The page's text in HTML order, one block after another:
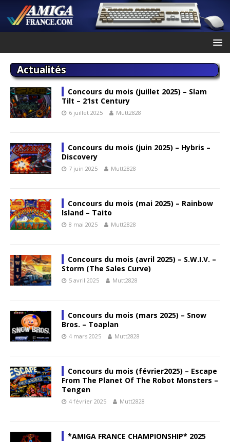
Actualités
Concours du mois (juillet 2025) – Slam
Tilt – 21st Century
6 juillet 2025 Mutt2828
Concours du mois (juin 2025) – Hybris –
Discovery
7 juin 2025 Mutt2828
Concours du mois (mai 2025) – Rainbow
Island – Taito
8 mai 2025 Mutt2828
Concours du mois (avril 2025) – S.W.I.V. –
Storm (The Sales Curve)
5 avril 2025 Mutt2828
Concours du mois (mars 2025) – Snow
Bros. – Toaplan
4 mars 2025 Mutt2828
Concours du mois (février2025) – Escape
From The Planet Of The Robot Monsters –
Tengen
4 février 2025 Mutt2828
*AMIGA FRANCE CHAMPIONSHIP* 2025